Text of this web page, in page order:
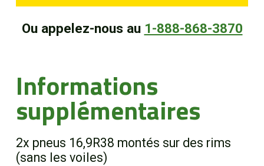
Ou appelez-nous au 1-888-868-3870
Informations
supplémentaires
2x pneus 16,9R38 montés sur des rims
(sans les voiles)